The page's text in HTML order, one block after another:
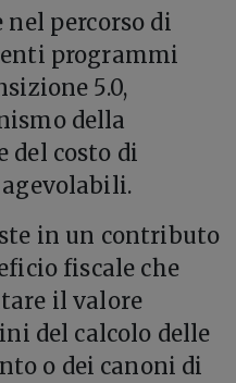
percorso di
programmi
5.0,
della
del costo di
in un contributo
fiscale che
il valore
del calcolo delle
o dei canoni di